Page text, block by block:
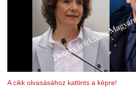
A cikk olvasásához kattints a képre!